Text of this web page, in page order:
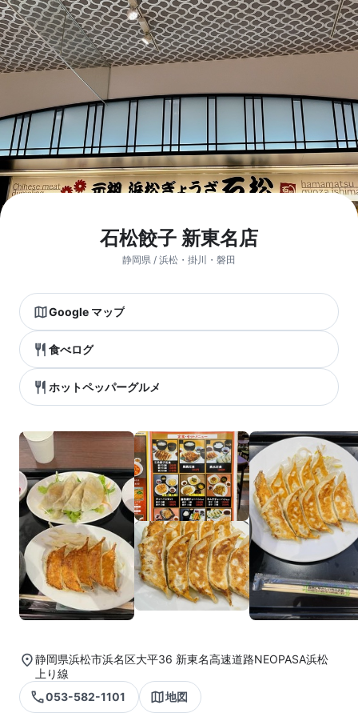
石松餃子 新東名店
静岡県 / 浜松・掛川・磐田
Google マップ
食べログ
ホットペッパーグルメ
静岡県浜松市浜名区大平36 新東名高速道路NEOPASA浜松
上り線
053-582-1101
地図